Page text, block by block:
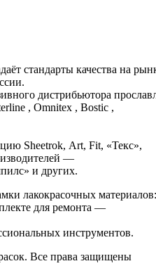
стандарты качества на
дистрибьютора
, Omnitex , Bostic ,
Sheetrok, Art, Fit, «Текс»,
—
и других.
лакокрасочных
для ремонта —
инструментов.
Все права защищены